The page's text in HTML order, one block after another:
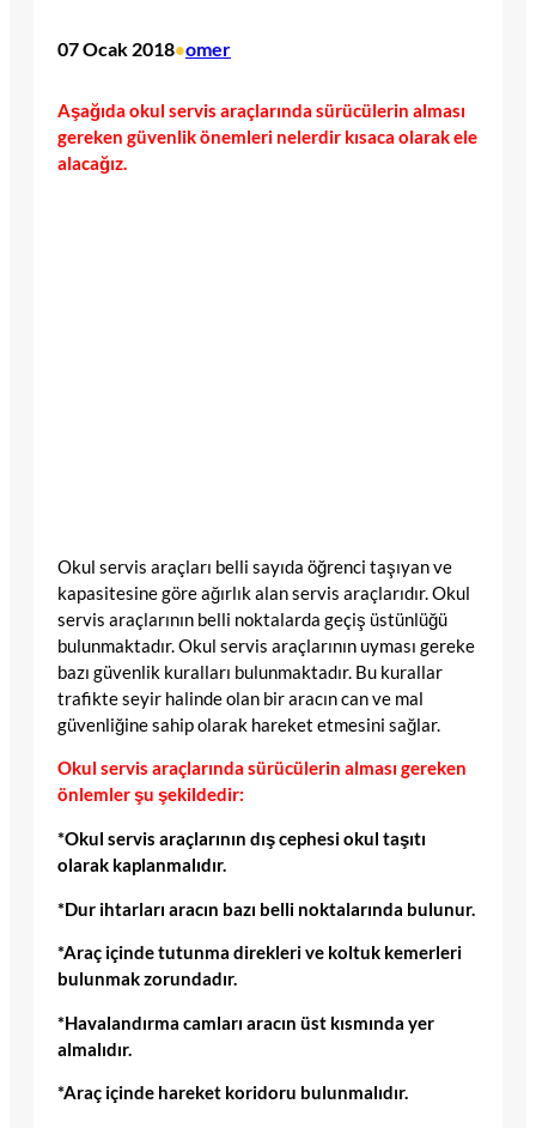
07 Ocak 2018•omer
Aşağıda okul servis araçlarında sürücülerin alması
gereken güvenlik önemleri nelerdir kısaca olarak ele
alacağız.
Okul servis araçları belli sayıda öğrenci taşıyan ve
kapasitesine göre ağırlık alan servis araçlarıdır. Okul
servis araçlarının belli noktalarda geçiş üstünlüğü
bulunmaktadır. Okul servis araçlarının uyması gereke
bazı güvenlik kuralları bulunmaktadır. Bu kurallar
trafikte seyir halinde olan bir aracın can ve mal
güvenliğine sahip olarak hareket etmesini sağlar.
Okul servis araçlarında sürücülerin alması gereken
önlemler şu şekildedir:
*Okul servis araçlarının dış cephesi okul taşıtı
olarak kaplanmalıdır.
*Dur ihtarları aracın bazı belli noktalarında bulunur.
*Araç içinde tutunma direkleri ve koltuk kemerleri
bulunmak zorundadır.
*Havalandırma camları aracın üst kısmında yer
almalıdır.
*Araç içinde hareket koridoru bulunmalıdır.